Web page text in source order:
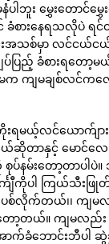
နံပါဘူး မွှေးတောင်
ခံစားနေရသလိုပဲ ရ
အသစ်မှာ လင်ငယ်င
ည့် ခံစားရတော့မယ်၊
က ကျမချစ်လင်ကလေ
းရမယ့်လင်ယောက်ျာ
ဆိုတာနှင့် မောင်လေ
ပ်နမ်းတော့တာပါပဲ
ျီကိုပါ ကြယ်သီးဖြု
စ်လိုက်တယ်၊၊ ကျမ
ာ့တယ်။ ကျမလည်
ာက်ခံဘောင်းဘီပါ